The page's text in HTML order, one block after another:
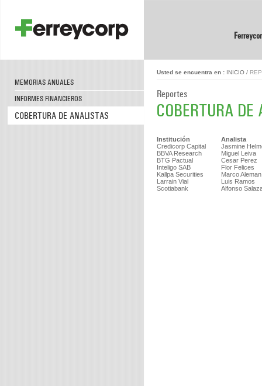
MEMORIAS ANUALES
INFORMES FINANCIEROS
COBERTURA DE ANALISTAS
Usted se encuentra en : INICIO /
Reportes
COBERTURA
Institución
Analista
Credicorp Capital
Jasmine
BBVA Research
Miguel Leiva
BTG Pactual
Cesar Perez
Inteligo SAB
Flor Felices
Kallpa Securities
Marco Aleman
Larrain Vial
Luis Ramos
Scotiabank
Alfonso